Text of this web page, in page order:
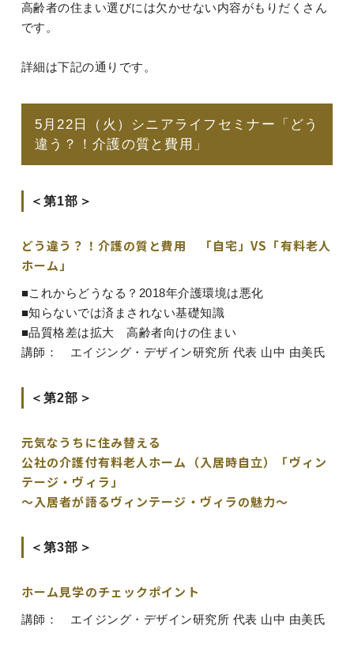
高齢者の住まい選びには欠かせない内容がもりだくさん
です。
詳細は下記の通りです。
5月22日（火）シニアライフセミナー「どう
違う？！介護の質と費用」
＜第1部＞
どう違う？！介護の質と費用 「自宅」VS「有料老人
ホーム」
■これからどうなる？2018年介護環境は悪化
■知らないでは済まされない基礎知識
■品質格差は拡大 高齢者向けの住まい
講師： エイジング・デザイン研究所 代表 山中 由美氏
＜第2部＞
元気なうちに住み替える
公社の介護付有料老人ホーム（入居時自立）「ヴィン
テージ・ヴィラ」
～入居者が語るヴィンテージ・ヴィラの魅力～
＜第3部＞
ホーム見学のチェックポイント
講師： エイジング・デザイン研究所 代表 山中 由美氏